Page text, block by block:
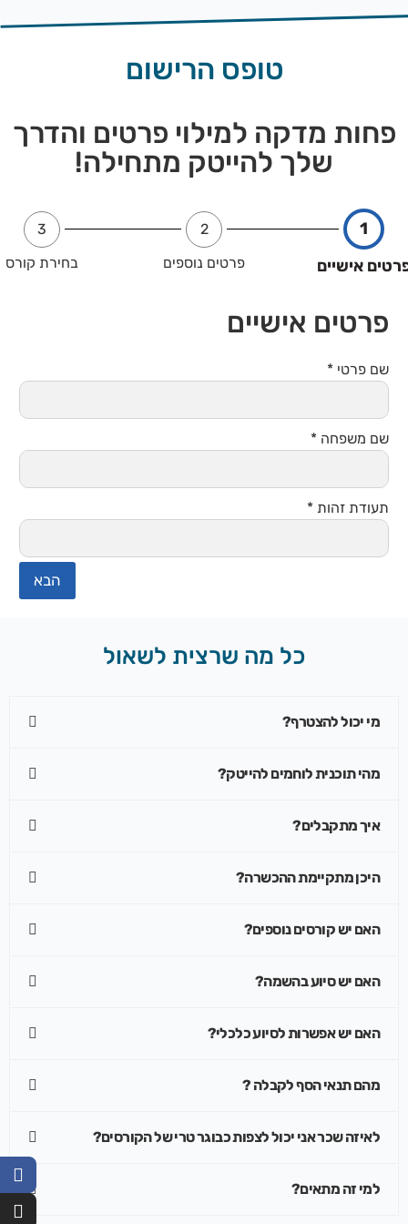
טופס הרישום
פחות מדקה למילוי פרטים והדרך
שלך להייטק מתחילה!
1
אישיים
2
3
בחירת קורס
פרטים אישיים
שם פרטי*
שם משפחה*
תעודת זהות*
כל מה שרצית לשאול
מהי תוכנית לוחמים להייטק?
איך מתקבלים?
היכן מתקיימת ההכשרה?
האם יש קורסים נוספים?
מהם תנאי הסף לקבלה ?
לאיזה שכר אני יכול לצפות כבוגר טרי של הקורסים?